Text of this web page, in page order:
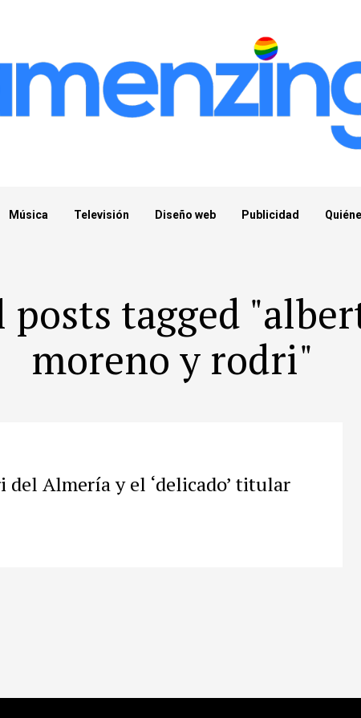
Música Televisión Diseño web Publicidad
tagged
moreno y rodri"
Almería y el ‘delicado’ titular